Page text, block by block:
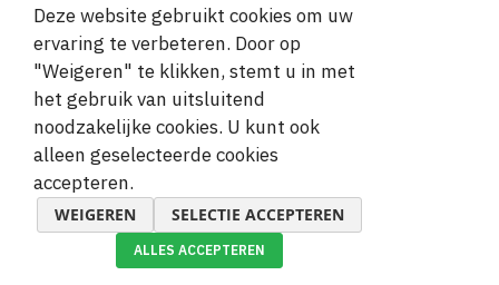
Klantenservice
Veilige en gemakkelijke betalingen
Deze website gebruikt cookies om uw
ervaring te verbeteren. Door op
"Weigeren" te klikken, stemt u in met
het gebruik van uitsluitend
noodzakelijke cookies. U kunt ook
alleen geselecteerde cookies
accepteren.
WEIGEREN SELECTIE ACCEPTEREN
ALLES ACCEPTEREN